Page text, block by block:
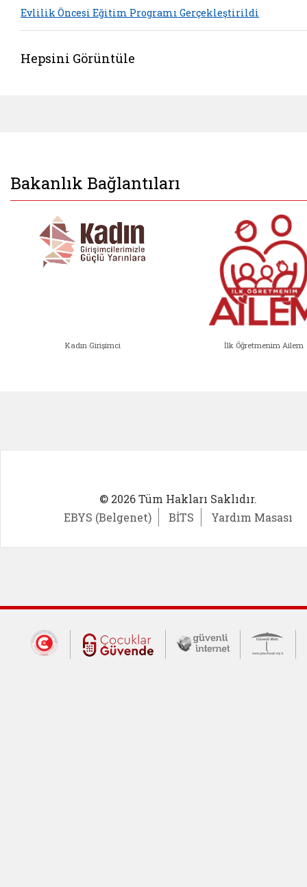
Evlilik Öncesi Eğitim Programı Gerçekleştirildi
Hepsini Görüntüle
Bakanlık Bağlantıları
Kadın Girişimci İlk Öğretmenim Ailem
© 2026 Tüm Hakları Saklıdır.
EBYS (Belgenet)
BİTS Yardım Masası
Dış Bağlantılar
Cumhurbaşkanlığı İletişim Merkezi
Çocuklar Güvende (yeni
Güvenli